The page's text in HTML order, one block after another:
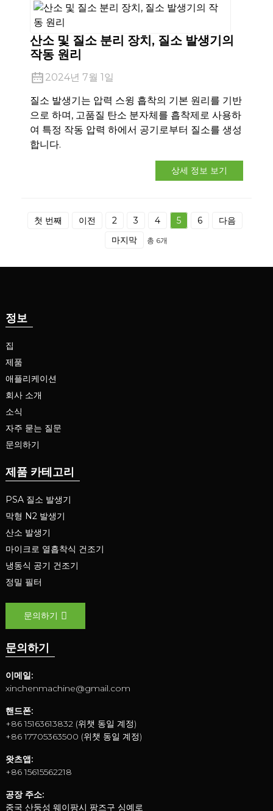
산소 및 질소 분리 장치, 질소 발생기의
작동 원리
2024년 7월 1일
질소 발생기는 압력 스윙 흡착의 기본 원리를 기반
으로 하며, 고품질 탄소 분자체를 흡착제로 사용하
여 특정 작동 압력 하에서 공기로부터 질소를 생성
합니다.
상세 정보 보기
첫 번째 이전 2 3 4 5 6
다음
마지막
총 6개
정보
집
제품
애플리케이션
회사 소개
소식
자주 묻는 질문
문의하기
제품 카테고리
PSA 질소 발생기
막형 N2 발생기
산소 발생기
마이크로 열흡착식 건조기
냉동식 공기 건조기
정밀 필터
문의하기
문의하기
이메일:
xinchenmachine@gmail.com
핸드폰:
+86 15163613832 (위챗 동일 계정)
+86 17705363500 (위챗 동일 계정)
왓츠앱:
+86 15615562218
공장 주소:
중국 산둥성 웨이팡시 팡즈구 싱예로